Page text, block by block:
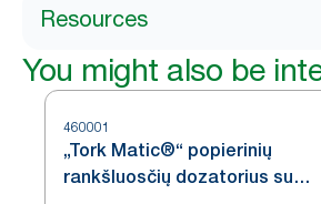
Resources
You might also be
460001
„Tork Matic®“ popierinių
rankšluosčių dozatorius su